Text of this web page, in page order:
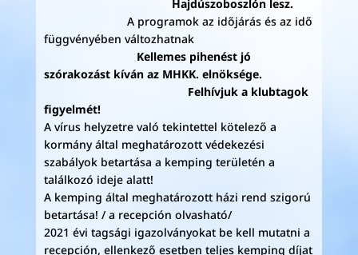
Hajdúszoboszlón lesz.
A programok az időjárás és az idő
függvényében változhatnak
Kellemes pihenést jó
szórakozást kíván az MHKK. elnöksége.
Felhívjuk a klubtagok
figyelmét!
A vírus helyzetre való tekintettel kötelező a
kormány által meghatározott védekezési
szabályok betartása a kemping területén a
találkozó ideje alatt!
A kemping által meghatározott házi rend szigorú
betartása! / a recepción olvasható/
2021 évi tagsági igazolványokat be kell mutatni a
recepción, ellenkező esetben teljes kemping díjat